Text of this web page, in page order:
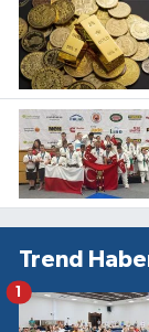
Trend
1